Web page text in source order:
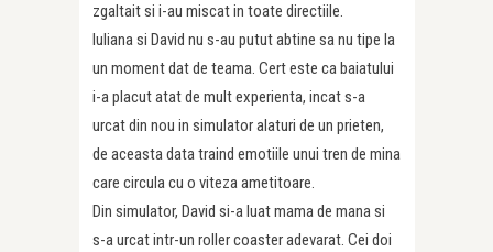
zgaltait si i-au miscat in toate directiile.
Iuliana si David nu s-au putut abtine sa nu tipe la
un moment dat de teama. Cert este ca baiatului
i-a placut atat de mult experienta, incat s-a
urcat din nou in simulator alaturi de un prieten,
de aceasta data traind emotiile unui tren de mina
care circula cu o viteza ametitoare.
Din simulator, David si-a luat mama de mana si
s-a urcat intr-un roller coaster adevarat. Cei doi